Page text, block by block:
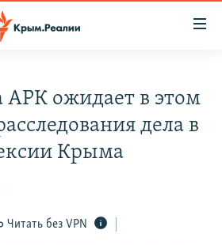
11 ИСТОРИЙ СОПРОТИВЛЕНИЯ
АРК ожидает в этом
дела в
Крыма
Читать без VPN